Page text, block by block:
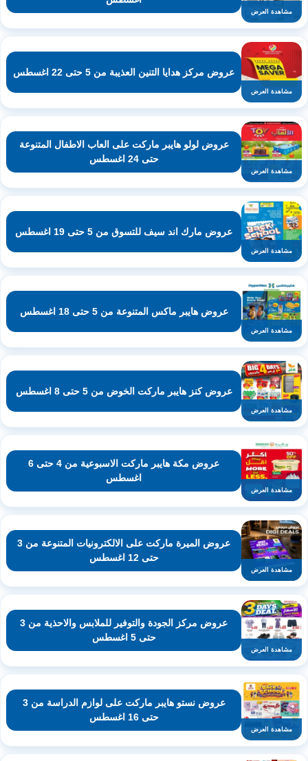
مشاهدة العرض
مشاهدة العرض
عروض مركز هدايا التنين العذيبة من 5 حتى 22 اغسطس
مشاهدة العرض
عروض لولو هايبر ماركت على العاب الاطفال المتنوعة
حتى 24 اغسطس
مشاهدة العرض
عروض مارك اند سيف للتسوق من 5 حتى 19 اغسطس
مشاهدة العرض
عروض هايبر ماكس المتنوعة من 5 حتى 18 اغسطس
مشاهدة العرض
عروض كنز هايبر ماركت الخوض من 5 حتى 8 اغسطس
مشاهدة العرض
عروض مكة هايبر ماركت الاسبوعية من 4 حتى 6
اغسطس
مشاهدة العرض
عروض الميرة ماركت على الالكترونيات المتنوعة من 3
حتى 12 اغسطس
مشاهدة العرض
عروض مركز الجودة والتوفير للملابس والاحذية من 3
حتى 5 اغسطس
مشاهدة العرض
عروض نستو هايبر ماركت على لوازم الدراسة من 3
حتى 16 اغسطس